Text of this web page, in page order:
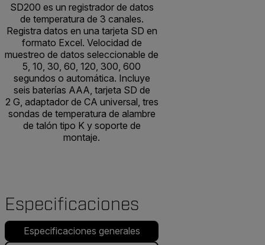
SD200 es un registrador de datos
de temperatura de 3 canales.
Registra datos en una tarjeta SD en
formato Excel. Velocidad de
muestreo de datos seleccionable de
5, 10, 30, 60, 120, 300, 600
segundos o automática. Incluye
seis baterías AAA, tarjeta SD de
2 G, adaptador de CA universal, tres
sondas de temperatura de alambre
de talón tipo K y soporte de
montaje.
Especificaciones
Especificaciones generales